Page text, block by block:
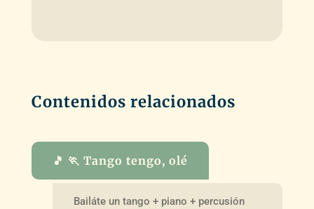
Contenidos relacionados
🎵 🏃 Tango tengo, olé
Bailáte un tango + piano + percusión